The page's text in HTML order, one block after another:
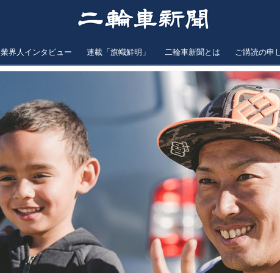
業界人インタビュー 連載「旗幟鮮明」 二輪車新聞とは ご購読の申